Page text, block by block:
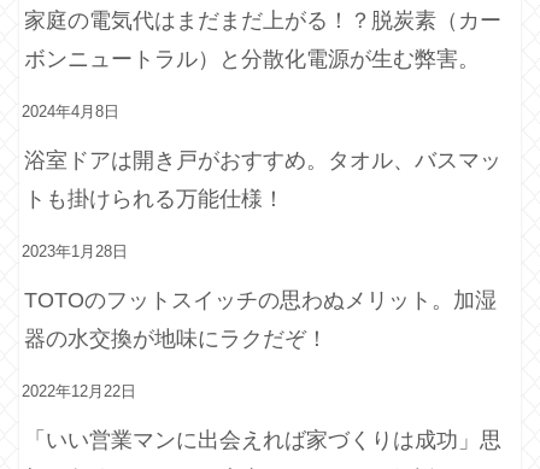
家庭の電気代はまだまだ上がる！？脱炭素（カー
ボンニュートラル）と分散化電源が生む弊害。
2024年4月8日
浴室ドアは開き戸がおすすめ。タオル、バスマッ
トも掛けられる万能仕様！
2023年1月28日
TOTOのフットスイッチの思わぬメリット。加湿
器の水交換が地味にラクだぞ！
2022年12月22日
「いい営業マンに出会えれば家づくりは成功」思